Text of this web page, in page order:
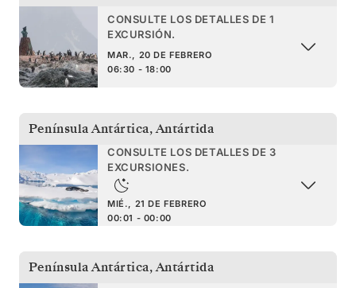
CONSULTE LOS DETALLES DE 1
EXCURSIÓN.
MAR., 20 DE FEBRERO
06:30 - 18:00
Península Antártica,Antártida
CONSULTE LOS DETALLES DE 3
EXCURSIONES.
MIÉ., 21 DE FEBRERO
00:01 - 00:00
Península Antártica,Antártida